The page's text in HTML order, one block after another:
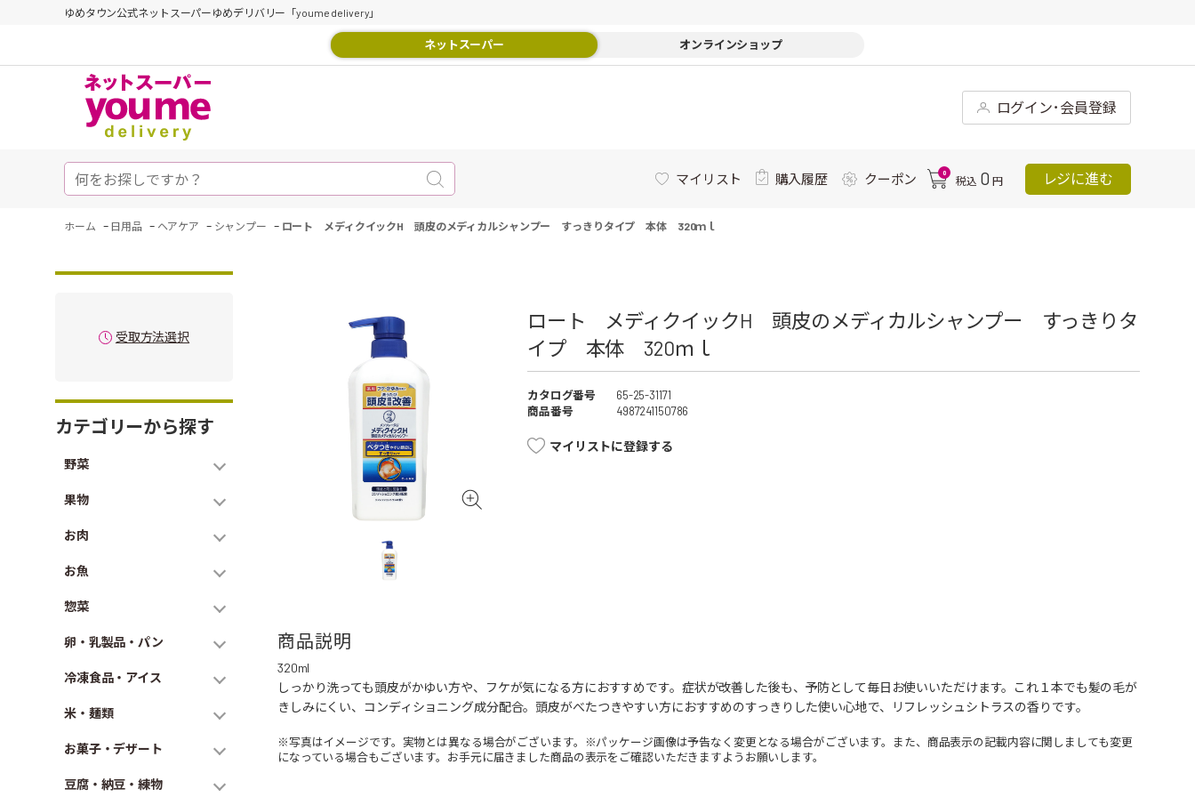
ゆめタウン公式ネットスーパーゆめデリバリー「youme delivery」
ネットスーパー オンラインショップ
ログイン･会員登録
マイリスト 購入履歴 クーポン 0
税込 0 円 レジに進む
ホーム - 日用品 - ヘアケア - シャンプー - ロート メディクイックH 頭皮のメディカルシャンプー すっきりタイプ 本体 320ｍｌ
受取方法選択
カテゴリーから探す
野菜
果物
お肉
お魚
惣菜
卵・乳製品・パン
冷凍食品・アイス
米・麺類
お菓子・デザート
豆腐・納豆・練物
ロート メディクイックH 頭皮のメディカルシャンプー すっきりタ
イプ 本体 320ｍｌ
カタログ番号
65-25-31171
商品番号
4987241150786
マイリストに登録する
商品説明
320ml
しっかり洗っても頭皮がかゆい方や、フケが気になる方におすすめです。症状が改善した後も、予防として毎日お使いいただけます。これ１本でも髪の毛が
きしみにくい、コンディショニング成分配合。頭皮がべたつきやすい方におすすめのすっきりした使い心地で、リフレッシュシトラスの香りです。
※写真はイメージです。実物とは異なる場合がございます。※パッケージ画像は予告なく変更となる場合がございます。また、商品表示の記載内容に関しましても変更
になっている場合もございます。お手元に届きました商品の表示をご確認いただきますようお願いします。